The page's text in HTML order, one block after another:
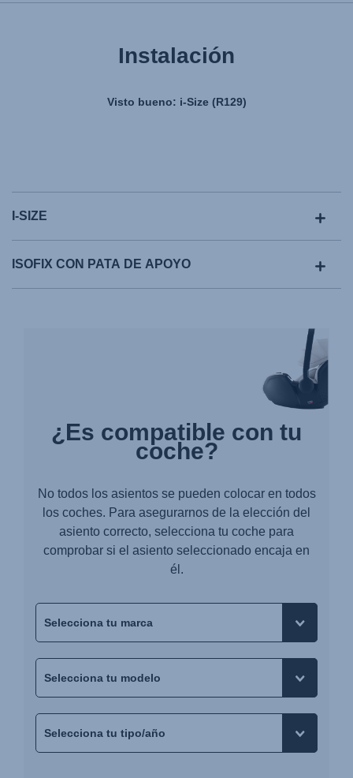
Instalación
Visto bueno: i-Size (R129)
I-SIZE
ISOFIX CON PATA DE APOYO
¿Es compatible con tu
coche?
No todos los asientos se pueden colocar en todos
los coches. Para asegurarnos de la elección del
asiento correcto, selecciona tu coche para
comprobar si el asiento seleccionado encaja en
él.